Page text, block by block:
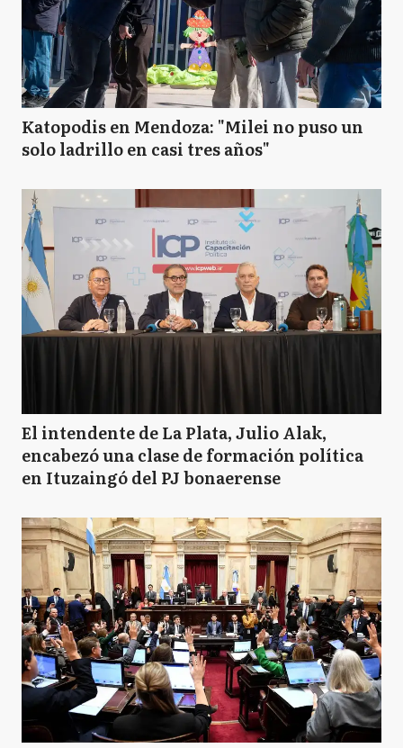
Katopodis en Mendoza: "Milei no puso un
solo ladrillo en casi tres años"
El intendente de La Plata, Julio Alak,
encabezó una clase de formación política
en Ituzaingó del PJ bonaerense